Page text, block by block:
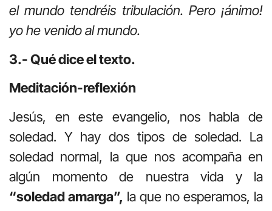
el mundo tendréis tribulación. Pero ¡ánimo!
yo he venido al mundo.
3.- Qué dice el texto.
Meditación-reflexión
Jesús, en este evangelio, nos habla de
soledad. Y hay dos tipos de soledad. La
soledad normal, la que nos acompaña en
algún momento de nuestra vida y la
“soledad amarga”, la que no esperamos, la